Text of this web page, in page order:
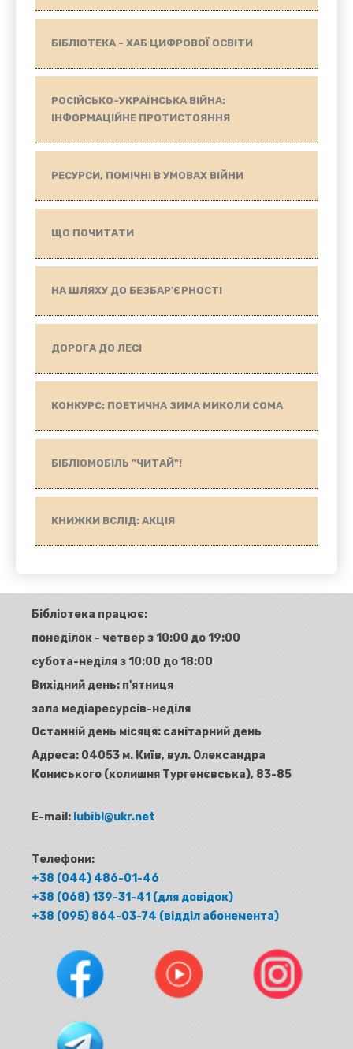
БІБЛІОТЕКА - ХАБ ЦИФРОВОЇ ОСВІТИ
РОСІЙСЬКО-УКРАЇНСЬКА ВІЙНА:
ІНФОРМАЦІЙНЕ ПРОТИСТОЯННЯ
РЕСУРСИ, ПОМІЧНІ В УМОВАХ ВІЙНИ
ЩО ПОЧИТАТИ
НА ШЛЯХУ ДО БЕЗБАР'ЄРНОСТІ
ДОРОГА ДО ЛЕСІ
КОНКУРС: ПОЕТИЧНА ЗИМА МИКОЛИ СОМА
БІБЛІОМОБІЛЬ "ЧИТАЙ"!
КНИЖКИ ВСЛІД: АКЦІЯ
Бібліотека працює:
понеділок - четвер з 10:00 до 19:00
субота-неділя з 10:00 до 18:00
Вихідний день: п'ятниця
зала медіаресурсів-неділя
Останній день місяця: санітарний день
Адреса: 04053 м. Київ, вул. Олександра
Кониського (колишня Тургенєвська), 83-85
E-mail: lubibl@ukr.net
Телефони:
+38 (044) 486-01-46
+38 (068) 139-31-41 (для довідок)
+38 (095) 864-03-74 (відділ абонемента)